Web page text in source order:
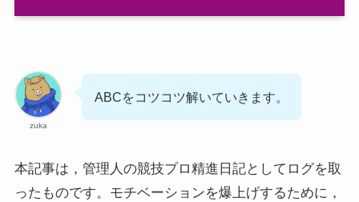
zuka
ABCをコツコツ解いていきます。
本記事は，管理人の競技プロ精進日記としてログを取
ったものです。モチベーションを爆上げするために，